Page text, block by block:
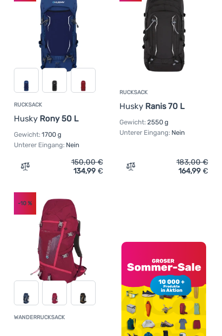
Anmelden /
Registrieren
RUCKSACK
Husky Rony 50 L
Gewicht: 1700 g
Unterer Eingang: Nein
Zum Vergleich 'Rucksack Husky Rony 50 L' hinzufügen
150,00€
134,99 €
RUCKSACK
Husky Ranis 70 L
Gewicht: 2550 g
Unterer Eingang: Nein
Zum Vergleich 'Rucksack
183,00€
164,99 €
WANDERRUCKSACK Kundenbewertung
-10 %